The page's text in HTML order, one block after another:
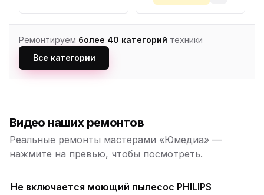
Ремонтируем более 40 категорий техники
Все категории
Видео наших ремонтов
Реальные ремонты мастерами «Юмедиа» —
нажмите на превью, чтобы посмотреть.
Не включается моющий пылесос PHILIPS